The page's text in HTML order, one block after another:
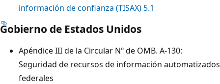
información de confianza (TISAX) 5.1
Gobierno de Estados Unidos
Apéndice III de la Circular Nº de OMB. A-130:
Seguridad de recursos de información automatizados
federales